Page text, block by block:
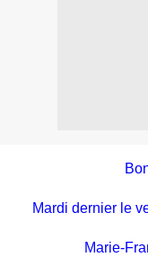
Mardi dernier le
Marie-